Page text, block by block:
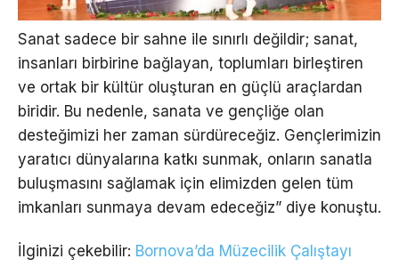
Sanat sadece bir sahne ile sınırlı değildir; sanat,
insanları birbirine bağlayan, toplumları birleştiren
ve ortak bir kültür oluşturan en güçlü araçlardan
biridir. Bu nedenle, sanata ve gençliğe olan
desteğimizi her zaman sürdüreceğiz. Gençlerimizin
yaratıcı dünyalarına katkı sunmak, onların sanatla
buluşmasını sağlamak için elimizden gelen tüm
imkanları sunmaya devam edeceğiz” diye konuştu.
İlginizi çekebilir: Bornova’da Müzecilik Çalıştayı